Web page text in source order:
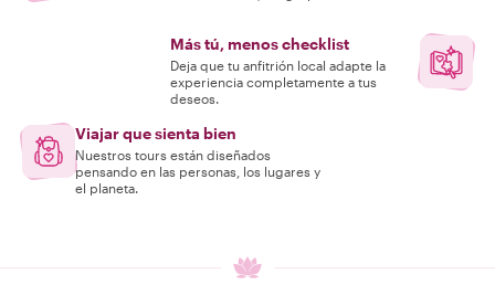
Más tú, menos checklist
Deja que tu anfitrión local adapte la
experiencia completamente a tus
deseos.
Viajar que sienta bien
Nuestros tours están diseñados
pensando en las personas, los lugares y
el planeta.